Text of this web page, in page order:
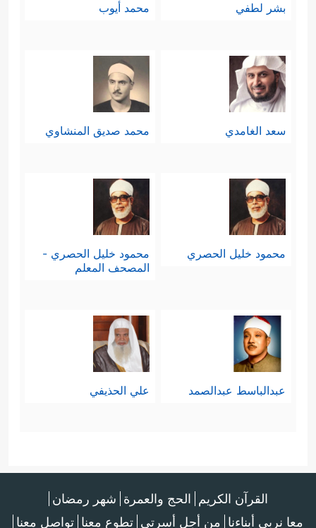
بشر لطفي محمد أيوب
سعد الغامدي محمد صديق المنشاوي
محمود خليل الحصري
محمود خليل الحصري -
المصحف المعلم
عبدالباسط عبدالصمد علي الحذيفي
القرآن الكريم الحج والعمرة شهر رمضان
معا نربي أبناءنا من أجل أسرتي تطوع معنا تواصل معنا